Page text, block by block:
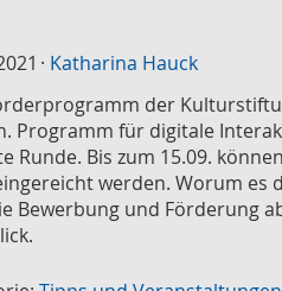
Katharina Hauck
der
Programm für digitale
Runde. Bis zum 15.09.
werden. Worum es
Bewerbung und Förderung